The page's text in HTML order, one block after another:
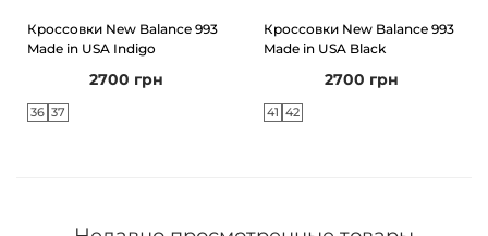
Кроссовки New Balance 993
Made in USA Indigo
2700 грн
36 37
Кроссовки New Balance 993
Made in USA Black
2700 грн
41 42